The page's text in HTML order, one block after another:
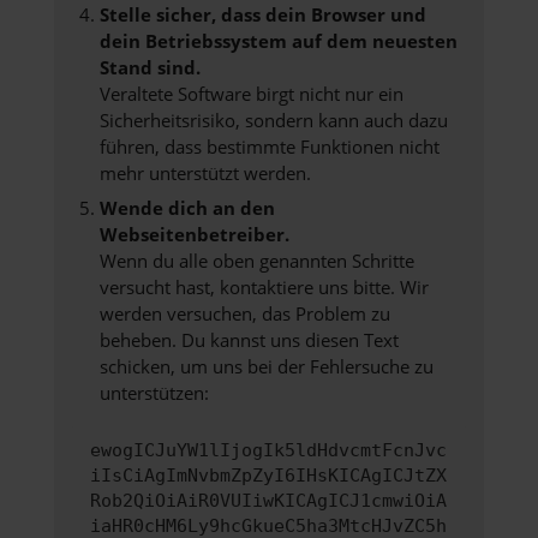
Stelle sicher, dass dein Browser und
dein Betriebssystem auf dem neuesten
Stand sind.
Veraltete Software birgt nicht nur ein
Sicherheitsrisiko, sondern kann auch dazu
führen, dass bestimmte Funktionen nicht
mehr unterstützt werden.
Wende dich an den
Webseitenbetreiber.
Wenn du alle oben genannten Schritte
versucht hast, kontaktiere uns bitte. Wir
werden versuchen, das Problem zu
beheben. Du kannst uns diesen Text
schicken, um uns bei der Fehlersuche zu
unterstützen:
ewogICJuYW1lIjogIk5ldHdvcmtFcnJvc
iIsCiAgImNvbmZpZyI6IHsKICAgICJtZX
Rob2QiOiAiR0VUIiwKICAgICJ1cmwiOiA
iaHR0cHM6Ly9hcGkueC5ha3MtcHJvZC5h